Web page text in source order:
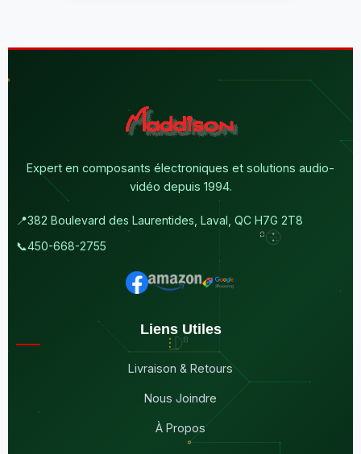
Expert en composants électroniques et solutions audio-
vidéo depuis 1994.
📍382 Boulevard des Laurentides, Laval, QC H7G 2T8
📞450-668-2755
Liens Utiles
Livraison & Retours
Nous Joindre
À Propos